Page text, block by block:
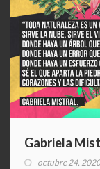
Gabriela
octubre 24, 2020